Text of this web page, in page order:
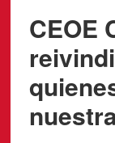
CEOE